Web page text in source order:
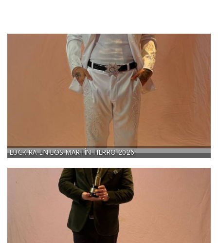
LUCK RA EN LOS MARTÍN FIERRO 2026